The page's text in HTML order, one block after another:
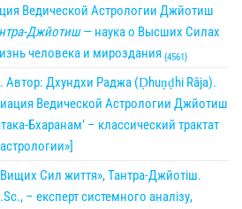
Ведической Астрологии Джйотиш
Джйотиш— наука о Высших Силах
человека и мироздания {4561}
Автор: Дхундхи Раджа (Ḍhuṇḍhi Rāja).
Ведической Астрологии Джйотиш
Бхаранам’ – классический трактат
Вищих Сил життя», Тантра-Джйотіш.
– експерт системного аналізу,